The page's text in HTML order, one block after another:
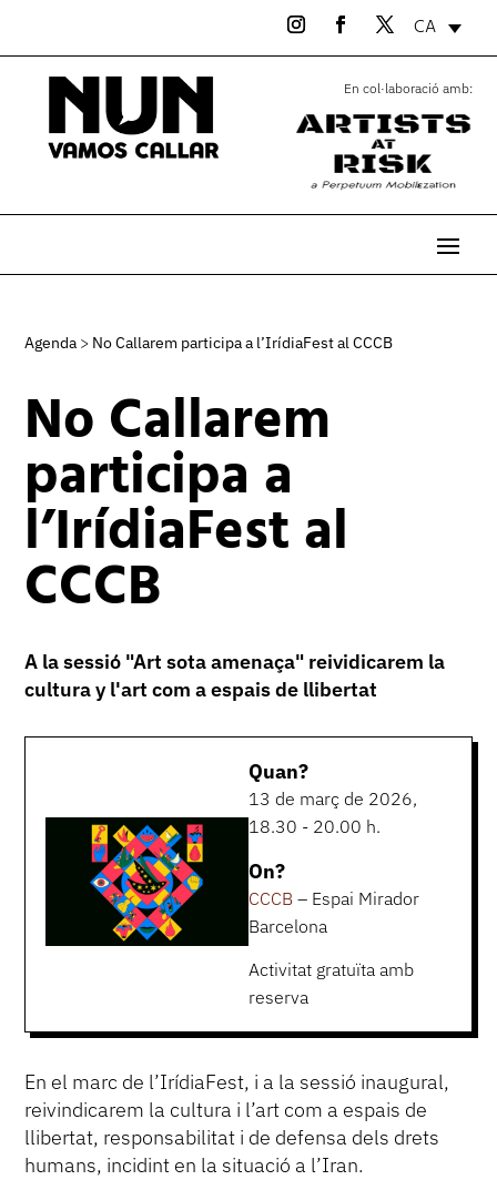
CA
En col·laboració amb:
Agenda > No Callarem participa a l’IrídiaFest al CCCB
No Callarem
participa a
l’IrídiaFest al
CCCB
A la sessió "Art sota amenaça" reividicarem la
cultura y l'art com a espais de llibertat
Quan?
13 de març de 2026,
18.30 - 20.00 h.
On?
CCCB – Espai Mirador
Barcelona
Activitat gratuïta amb
reserva
En el marc de l’IrídiaFest, i a la sessió inaugural,
reivindicarem la cultura i l’art com a espais de
llibertat, responsabilitat i de defensa dels drets
humans, incidint en la situació a l’Iran.